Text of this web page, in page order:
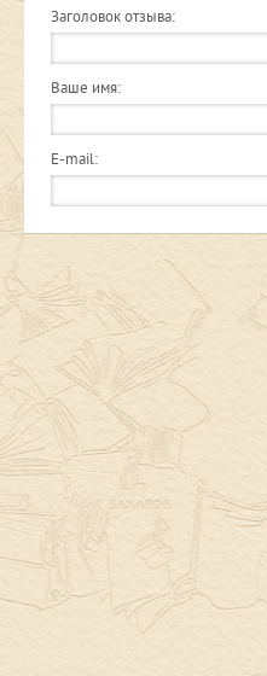
Заголовок отзыва:
Ваше имя:
E-mail: